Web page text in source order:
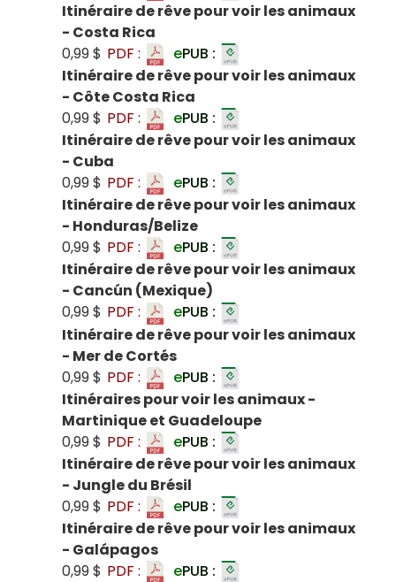
Itinéraire de rêve pour voir les animaux
- Costa Rica
0,99 $ PDF : ePUB :
Itinéraire de rêve pour voir les animaux
- Côte Costa Rica
0,99 $ PDF : ePUB :
Itinéraire de rêve pour voir les animaux
- Cuba
0,99 $ PDF : ePUB :
Itinéraire de rêve pour voir les animaux
- Honduras/Belize
0,99 $ PDF : ePUB :
Itinéraire de rêve pour voir les animaux
- Cancún (Mexique)
0,99 $ PDF : ePUB :
Itinéraire de rêve pour voir les animaux
- Mer de Cortés
0,99 $ PDF : ePUB :
Itinéraires pour voir les animaux -
Martinique et Guadeloupe
0,99 $ PDF : ePUB :
Itinéraire de rêve pour voir les animaux
- Jungle du Brésil
0,99 $ PDF : ePUB :
Itinéraire de rêve pour voir les animaux
- Galápagos
0,99 $ PDF : ePUB :